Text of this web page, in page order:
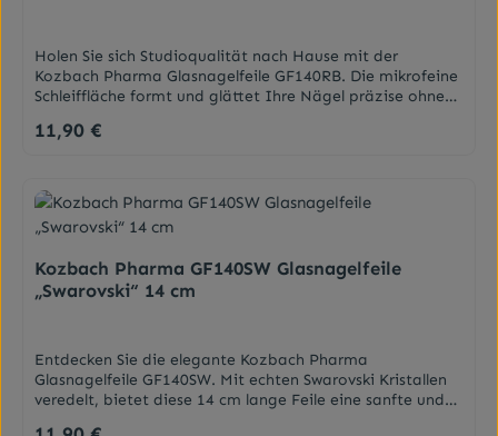
Holen Sie sich Studioqualität nach Hause mit der
Kozbach Pharma Glasnagelfeile GF140RB. Die mikrofeine
Schleiffläche formt und glättet Ihre Nägel präzise ohne
perfekt für Maniküre & Pediküre. Der Glasnagelfeile
einem. Hervorragend geeignet zum schonenden Formen
des Nagels und Glätten rauer Kanten, schaffen sie bei
beständiger Anwendung einen kräftigen und gesunden
Nagel. Sie ist zudem sterilisierbar, antiallergisch,
langlebig, für Diabetiker geeignet und mit Wasser leicht
zu reinigen. Besonders bei Nagelspliss ist diese Feile zu
Regulärer Preis:
11,90 €
Kozbach Pharma GF140SW Glasnagelfeile
„Swarovski“ 14 cm
Entdecken Sie die elegante Kozbach Pharma
Glasnagelfeile GF140SW. Mit echten Swarovski Kristallen
veredelt, bietet diese 14 cm lange Feile eine sanfte und